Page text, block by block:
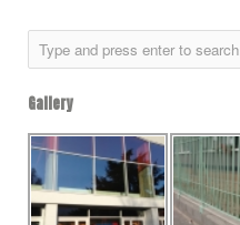
Gallery